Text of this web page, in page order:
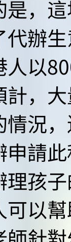
是，
辦
人以
計，
況
請
孩
以